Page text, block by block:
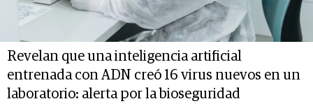
Revelan que una inteligencia artificial
entrenada con ADN creó 16 virus nuevos en un
laboratorio: alerta por la bioseguridad